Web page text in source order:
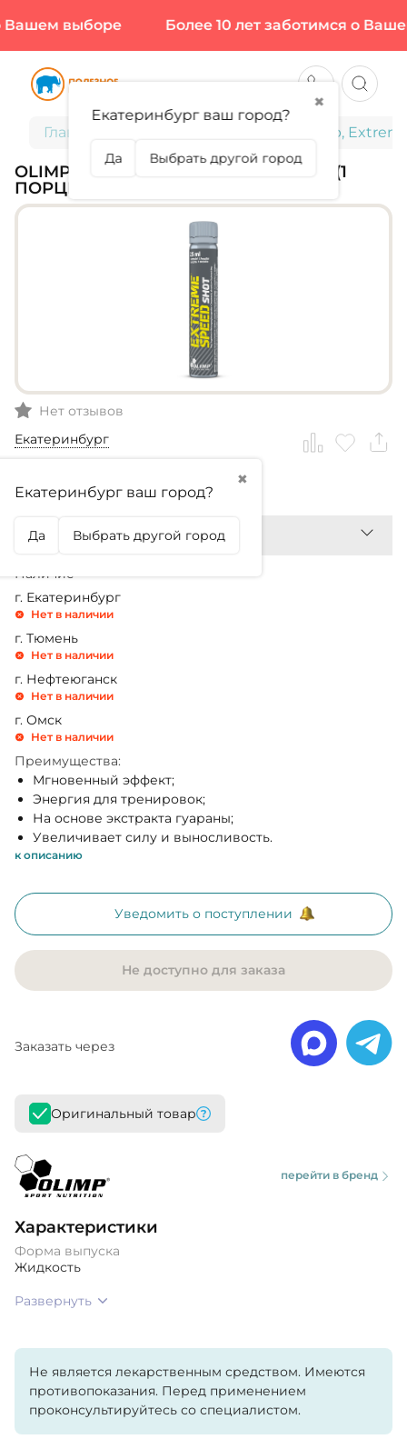
выборе Более 10 лет заботимся о
Главная Olimp,
OLIMP, EXTREME SPEED SHOT, 25 МЛ (1
ПОРЦИЯ)
Нет отзывов
Екатеринбург
✖
Екатеринбург ваш город?
Да Выбрать другой город
299,99₽
Наличие
г. Екатеринбург
Нет в наличии
г. Тюмень
Нет в наличии
г. Нефтеюганск
Нет в наличии
г. Омск
Нет в наличии
Преимущества:
Мгновенный эффект;
Энергия для тренировок;
На основе экстракта гуараны;
Увеличивает силу и выносливость.
к описанию
Уведомить о поступлении
Не доступно для заказа
Заказать через
Оригинальный товар
перейти в бренд
Характеристики
Форма выпуска
Жидкость
Развернуть
Не является лекарственным средством. Имеются
противопоказания. Перед применением
проконсультируйтесь со специалистом.
✖
Екатеринбург ваш город?
Да Выбрать другой город